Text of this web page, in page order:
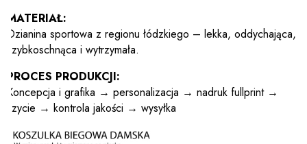
MATERIAŁ:
Dzianina sportowa z regionu łódzkiego – lekka, oddychająca,
szybkoschnąca i wytrzymała.
PROCES PRODUKCJI:
Koncepcja i grafika → personalizacja → nadruk fullprint →
szycie → kontrola jakości → wysyłka